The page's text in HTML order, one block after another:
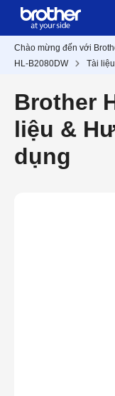
Chào mừng đến với
HL-B2080DW
Tài
Brother
liệu &
dụng